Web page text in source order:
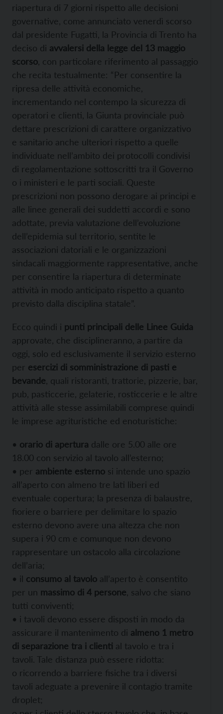
riapertura di 7 giorni rispetto alle decisioni
governative, come annunciato venerdì scorso
dal presidente Fugatti, la Provincia di Trento ha
deciso di avvalersi della legge del 13 maggio
scorso , con particolare riferimento al passaggio
che recita testualmente: “Per consentire la
ripresa delle attività economiche,
incrementando nel contempo la sicurezza di
operatori e clienti, la Giunta provinciale può
dettare prescrizioni di carattere organizzativo
e sanitario anche ulteriori rispetto a quelle
individuate nell’ambito dei protocolli condivisi
di regolamentazione sottoscritti tra il Governo
o i ministeri e le parti sociali. Queste
prescrizioni non possono derogare ai principi e
alle linee generali dei suddetti accordi e sono
adottate, previa valutazione dell’evoluzione
dell’epidemia sul territorio, sentite le
associazioni datoriali e le organizzazioni
sindacali maggiormente rappresentative, anche
per consentire la riapertura di determinate
attività in modo anticipato rispetto a quanto
previsto dalla disciplina statale”.
Ecco quindi i punti principali delle Linee Guida
approvate, che disciplineranno, a partire da
oggi, solo ed esclusivamente il servizio esterno
per esercizi di somministrazione di pasti e
bevande , quali ristoranti, trattorie, pizzerie, bar,
pub, pasticcerie, gelaterie, rosticcerie e le altre
attività alle stesse assimilabili comprese quindi
le imprese agrituristiche ed enoturistiche:
• orario di apertura dalle ore 5.00 alle ore
18.00 con servizio al tavolo all’esterno;
• per ambiente esterno si intende uno spazio
all’aperto con almeno tre lati liberi ed
eventuale copertura; la presenza di balaustre,
fioriere o barriere per delimitare lo spazio
esterno devono avere una altezza che non
supera i 90 cm e comunque non devono
rappresentare un ostacolo alla circolazione
dell’aria;
• il consumo al tavolo all’aperto è consentito
per un massimo di 4 persone , salvo che siano
tutti conviventi;
• i tavoli devono essere disposti in modo da
assicurare il mantenimento di almeno 1 metro
di separazione tra i clienti al tavolo e tra i
tavoli. Tale distanza può essere ridotta:
o ricorrendo a barriere fisiche tra i diversi
tavoli adeguate a prevenire il contagio tramite
droplet;